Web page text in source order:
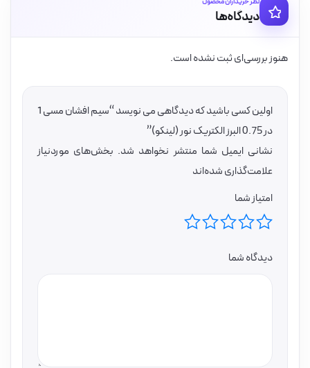
دیدگاه‌ها
هنوز بررسی‌ای ثبت نشده است.
اولین کسی باشید که دیدگاهی می نویسد “سیم افشان مسی 1
در 0.75 البرز الکتریک نور (لینکو)”
نشانی ایمیل شما منتشر نخواهد شد. بخش‌های موردنیاز
علامت‌گذاری شده‌اند
امتیاز شما
دیدگاه شما